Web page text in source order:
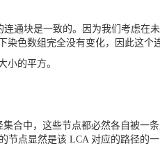
连通块是一致的。因为我们考虑在
色数组完全没有变化，因此这个
小的平方。
合中，这些节点都必然各自被一
点显然是该 LCA 对应的路径的